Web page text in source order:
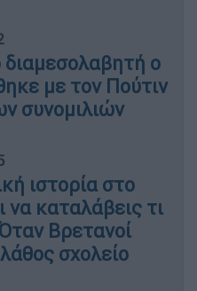
ο
με τον Πούτιν
συνομιλιών
ιστορία στο
να καταλάβεις τι
Βρετανοί
σχολείο